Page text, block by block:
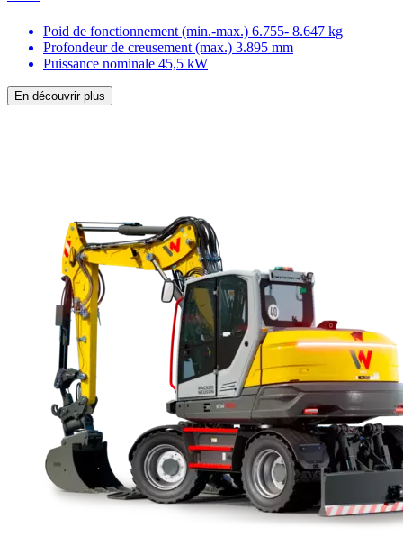
Poid de fonctionnement (min.-max.) 6.755- 8.647 kg
Profondeur de creusement (max.) 3.895 mm
Puissance nominale 45,5 kW
En découvrir plus